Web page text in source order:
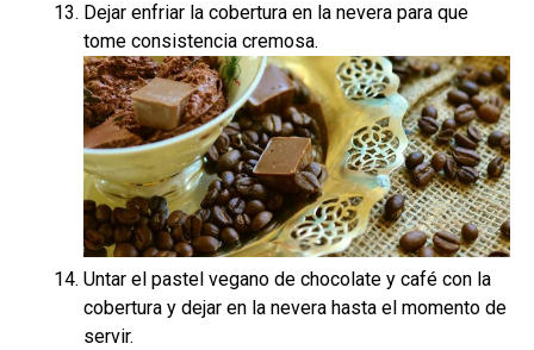
Dejar enfriar la cobertura en la nevera para que
tome consistencia cremosa.
Untar el pastel vegano de chocolate y café con la
cobertura y dejar en la nevera hasta el momento de
servir.